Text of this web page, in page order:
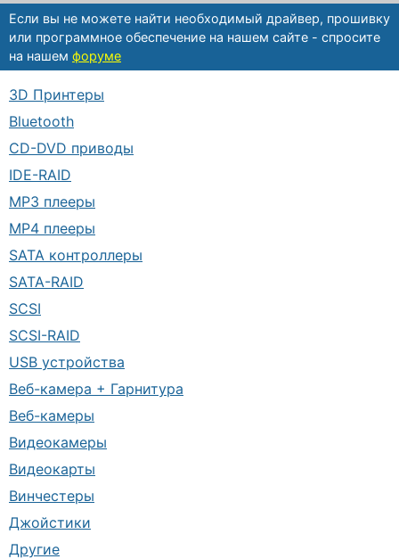
Если вы не можете найти необходимый драйвер, прошивку
или программное обеспечение на нашем сайте - спросите
на нашем форуме
3D Принтеры
Bluetooth
CD-DVD приводы
IDE-RAID
MP3 плееры
MP4 плееры
SATA контроллеры
SATA-RAID
SCSI
SCSI-RAID
USB устройства
Веб-камера + Гарнитура
Веб-камеры
Видеокамеры
Видеокарты
Винчестеры
Джойстики
Другие